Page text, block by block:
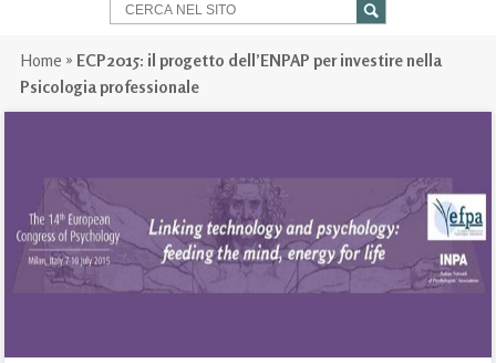
TRASPARENZA
CONTATTI
Home » ECP2015: il progetto dell’ENPAP per investire nella
Psicologia professionale